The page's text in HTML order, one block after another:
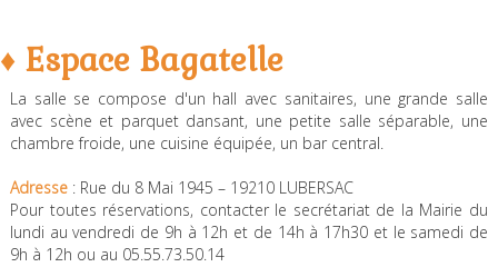
♦ Espace Bagatelle
La salle se compose d'un hall avec sanitaires, une grande salle
avec scène et parquet dansant, une petite salle séparable, une
chambre froide, une cuisine équipée, un bar central.
Adresse: Rue du 8 Mai 1945 – 19210 LUBERSAC
Pour toutes réservations, contacter le secrétariat de la Mairie du
lundi au vendredi de 9h à 12h et de 14h à 17h30 et le samedi de
9h à 12h ou au 05.55.73.50.14